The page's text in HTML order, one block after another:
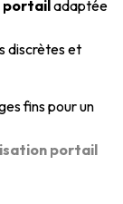
portailadaptée
discrètes et
fins pour un
portail